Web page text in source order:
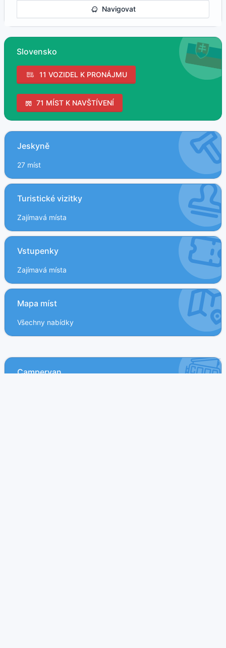
Navigovat
Slovensko
11 VOZIDEL K PRONÁJMU
71 MÍST K NAVŠTÍVENÍ
Jeskyně
27 míst
Turistické vizitky
Zajímavá místa
Vstupenky
Zajímavá místa
Mapa míst
Všechny nabídky
Campervan